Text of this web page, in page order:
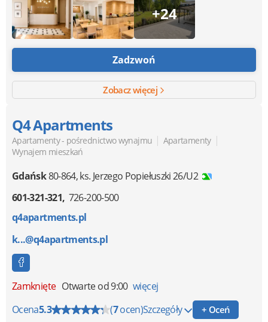
+24
Zadzwoń
Zobacz więcej
Q4 Apartments
Apartamenty - pośrednictwo wynajmu | Apartamenty |
Wynajem mieszkań
Gdańsk80-864,ks. Jerzego Popiełuszki 26/U2
601-321-321 726-200-500
q4apartments.pl
k...@q4apartments.pl
Zamknięte Otwarte od 9:00 więcej
Ocena5.3 (7ocen)Szczegóły + Oceń